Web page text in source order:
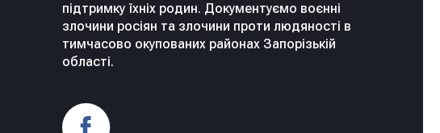
підтримку їхніх родин. Документуємо воєнні
злочини росіян та злочини проти людяності в
тимчасово окупованих районах Запорізькій
області.